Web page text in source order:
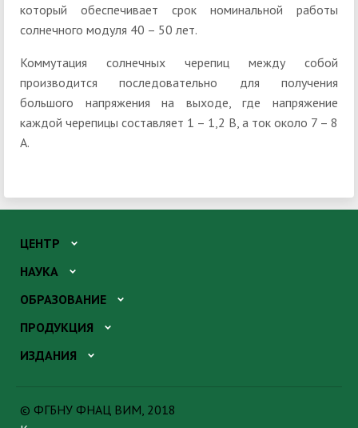
который обеспечивает срок номинальной работы
солнечного модуля 40 – 50 лет.
Коммутация солнечных черепиц между собой
производится последовательно для получения
большого напряжения на выходе, где напряжение
каждой черепицы составляет 1 – 1,2 В, а ток около 7 – 8
А.
ЦЕНТР
НАУКА
ОБРАЗОВАНИЕ
ПРОДУКЦИЯ
ИЗДАНИЯ
© ФГБНУ ФНАЦ ВИМ, 2018